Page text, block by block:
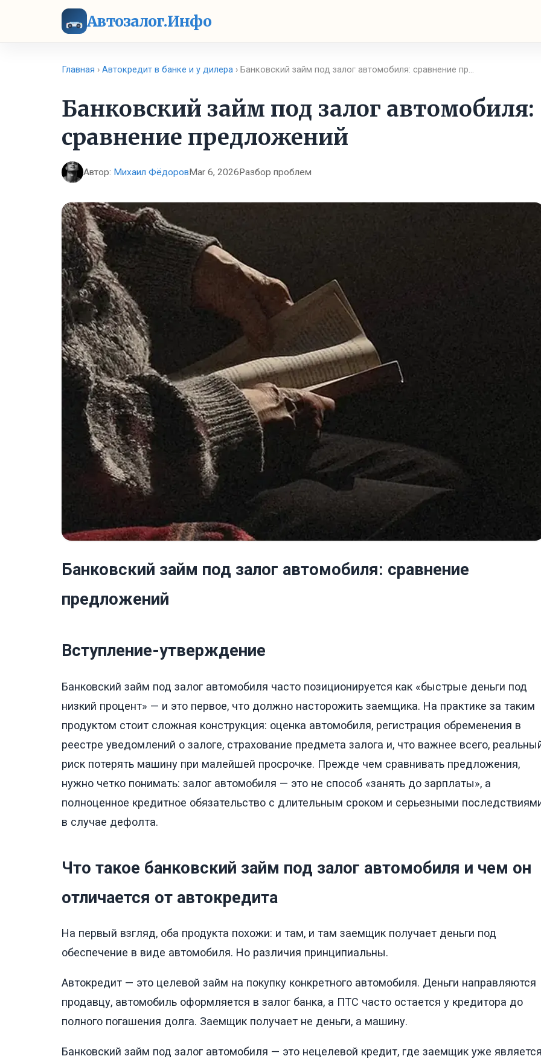
Автозалог.Инфо
Главная › Автокредит в банке и у дилера › Банковский займ под залог автомобиля: сравнение пр…
Банковский займ под залог автомобиля:
сравнение предложений
Автор: Михаил ФёдоровMar 6, 2026Разбор проблем
Банковский займ под залог автомобиля: сравнение
предложений
Вступление-утверждение
Банковский займ под залог автомобиля часто позиционируется как «быстрые деньги под
низкий процент» — и это первое, что должно насторожить заемщика. На практике за таким
продуктом стоит сложная конструкция: оценка автомобиля, регистрация обременения в
реестре уведомлений о залоге, страхование предмета залога и, что важнее всего,
риск потерять машину при малейшей просрочке. Прежде чем сравнивать предложения,
нужно четко понимать: залог автомобиля — это не способ «занять до зарплаты», а
полноценное кредитное обязательство с длительным сроком и серьезными
в случае дефолта.
Что такое банковский займ под залог автомобиля и чем он
отличается от автокредита
На первый взгляд, оба продукта похожи: и там, и там заемщик получает деньги под
обеспечение в виде автомобиля. Но различия принципиальны.
Автокредит — это целевой займ на покупку конкретного автомобиля. Деньги направляются
продавцу, автомобиль оформляется в залог банка, а ПТС часто остается у кредитора до
полного погашения долга. Заемщик получает не деньги, а машину.
Банковский займ под залог автомобиля — это нецелевой кредит, где заемщик уже